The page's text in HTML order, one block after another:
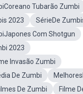
Tubarão Zumbi
2023
SérieDe
Com Shotgun
2023
Invasão Zumbi
De Zumbi
De Zumbi
Filme